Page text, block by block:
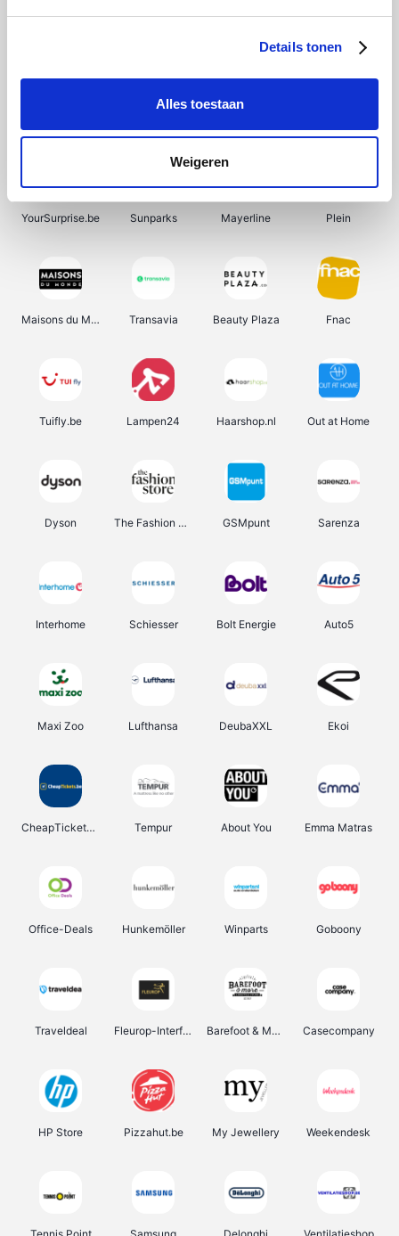
Details tonen
Alles toestaan
Weigeren
Shein Bergfreunde SupraBazar Smartwatchbanden
YourSurprise.be Sunparks Mayerline Plein
Maisons du Monde Transavia Beauty Plaza Fnac
Tuifly.be Lampen24 Haarshop.nl Out at Home
Dyson The Fashion Store GSMpunt Sarenza
Interhome Schiesser Bolt Energie Auto5
Maxi Zoo Lufthansa DeubaXXL Ekoi
CheapTickets.be Tempur About You Emma Matras
Office-Deals Hunkemöller Winparts Goboony
Traveldeal Fleurop-Interflora Barefoot & More Casecompany
HP Store Pizzahut.be My Jewellery Weekendesk